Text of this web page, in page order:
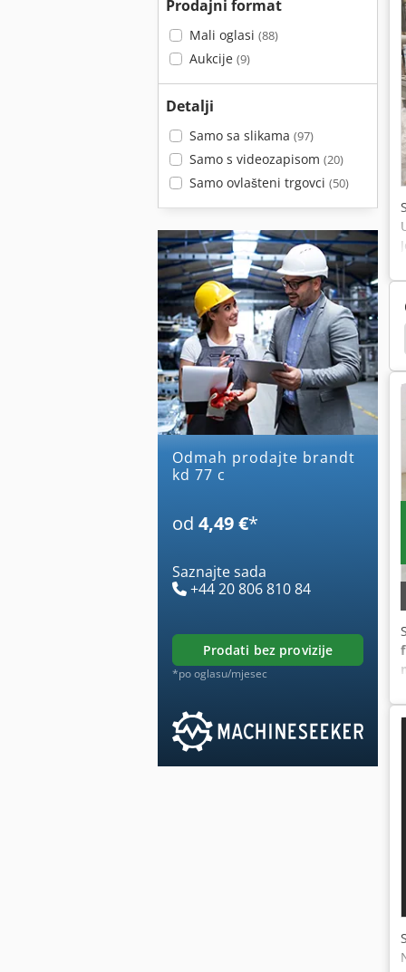
Prodajni format
Mali oglasi (88)
Aukcije (9)
Detalji
Samo sa slikama (97)
Samo s videozapisom (20)
Samo ovlašteni trgovci (50)
Odmah prodajte brandt
kd 77 c
od 4,49 €*
Saznajte sada
+44 20 806 810 84
prodati bez provizije
*po oglasu/mjesec
Drvo Od 1401 Rubova Anleimen Stroj